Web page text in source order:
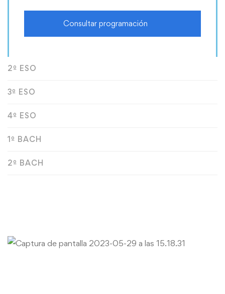
Consultar programación
2º ESO
3º ESO
4º ESO
1º BACH
2º BACH